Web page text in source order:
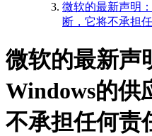
微软的最新声明
断，它将不承担
微软的最新声
Windows的供
不承担任何责